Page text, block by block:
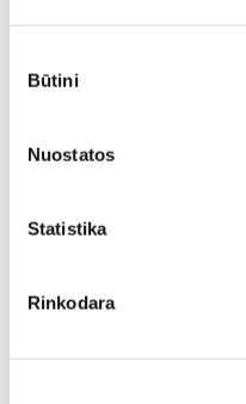
pasirinkimas
Būtini
Nuostatos
Statistika
Rinkodara
įrėminimas
interjero akcentu.